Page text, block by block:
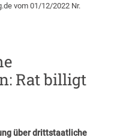
vom 01/12/2022 Nr.
Rat billigt
über drittstaatliche